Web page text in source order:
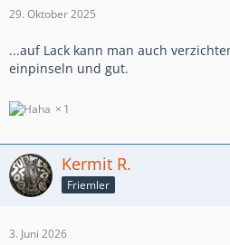
29. Oktober 2025
...auf Lack kann man auch
einpinseln und gut.
1
Kermit R.
Friemler
3. Juni 2026